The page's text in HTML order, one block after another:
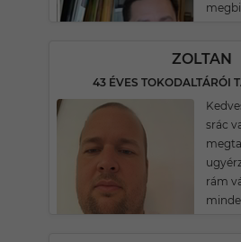
ZOLTAN
43 ÉVES TOKODALTÁRÓI
srác
rám